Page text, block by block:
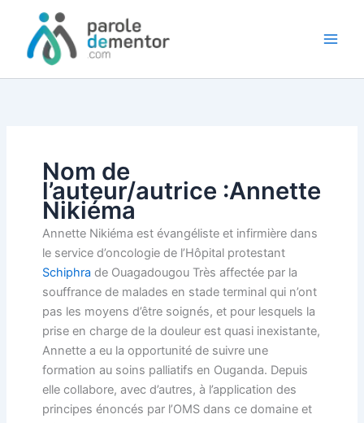
contenu
Nom de
l’auteur/autrice :Annette
Nikiéma
Annette Nikiéma est évangéliste et infirmière dans
le service d’oncologie de l’Hôpital protestant
Schiphra de Ouagadougou Très affectée par la
souffrance de malades en stade terminal qui n’ont
pas les moyens d’être soignés, et pour lesquels la
prise en charge de la douleur est quasi inexistante,
Annette a eu la opportunité de suivre une
formation au soins palliatifs en Ouganda. Depuis
elle collabore, avec d’autres, à l’application des
principes énoncés par l’OMS dans ce domaine et